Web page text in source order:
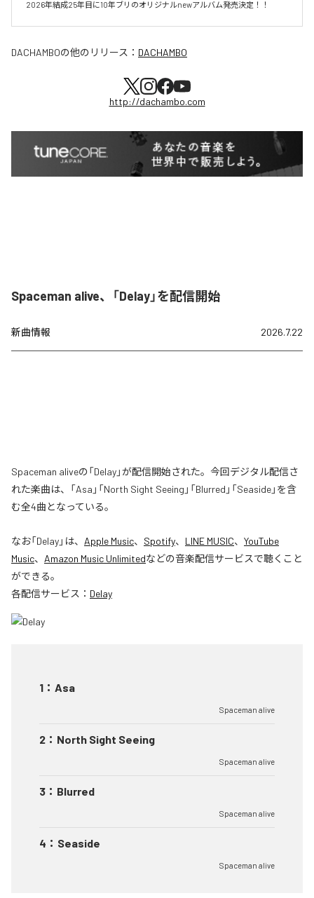
DACHAMBOの他のリリース： DACHAMBO
http://dachambo.com
Spaceman alive、「Delay」を配信開始
新曲情報 2026.7.22
Spaceman aliveの「Delay」が配信開始された。今回デジタル配信さ
れた楽曲は、「Asa」「North Sight Seeing」「Blurred」「Seaside」を含
む全4曲となっている。
なお「Delay」は、 Apple Music、 Spotify、 LINE MUSIC、 YouTube
Music、 Amazon Music Unlimitedなどの音楽配信サービスで聴くこと
ができる。
各配信サービス： Delay
1 ： Asa
Spaceman alive
2 ： North Sight Seeing
Spaceman alive
3 ： Blurred
Spaceman alive
4 ： Seaside
Spaceman alive